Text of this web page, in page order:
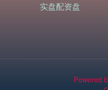
实盘配资盘
Powered